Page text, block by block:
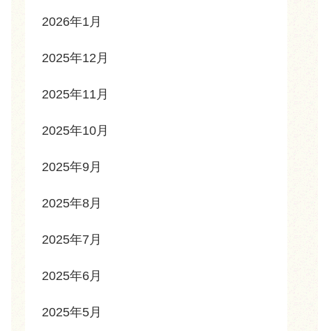
2026年1月
2025年12月
2025年11月
2025年10月
2025年9月
2025年8月
2025年7月
2025年6月
2025年5月